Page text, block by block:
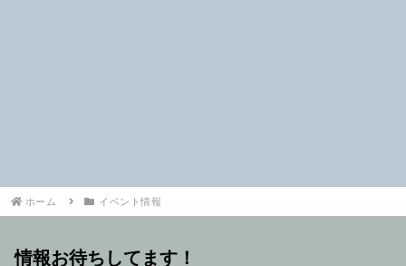
ホーム イベント情報
情報お待ちしてます！